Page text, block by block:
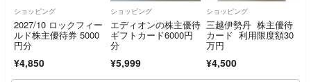
ショッピング
2027/10 ロックフィー
ルド株主優待券 5000
円分
¥4,850
ショッピング
エディオンの株主優待
ギフトカード6000円
分
¥5,999
ショッピング
三越伊勢丹 株主優待
カード 利用限度額30
万円
¥4,500